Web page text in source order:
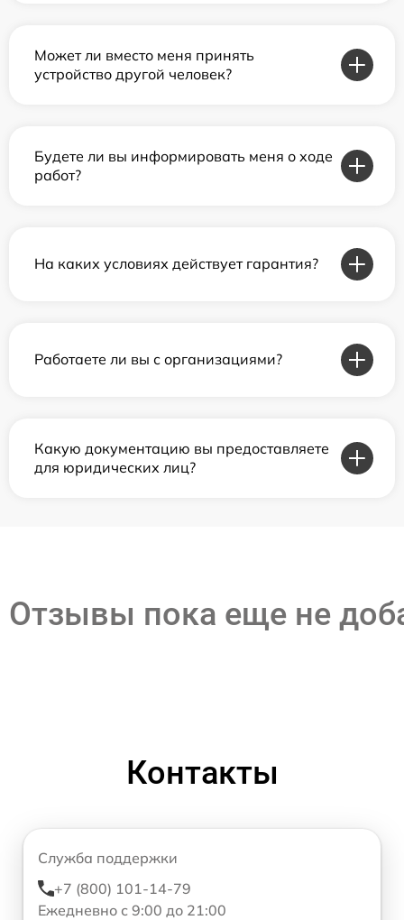
Может ли вместо меня принять
устройство другой человек?
Будете ли вы информировать меня о ходе
работ?
На каких условиях действует гарантия?
Работаете ли вы с организациями?
Какую документацию вы предоставляете
для юридических лиц?
Отзывы пока еще не
Контакты
Служба поддержки
+7 (800) 101-14-79
Ежедневно с 9:00 до 21:00